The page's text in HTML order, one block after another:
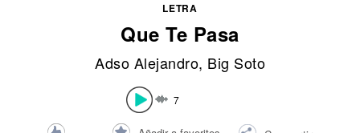
LETRA
Que Te Pasa
Adso Alejandro, Big Soto
7